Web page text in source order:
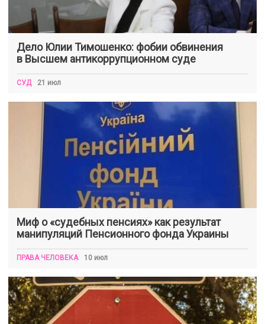
Дело Юлии Тимошенко: фобии обвинения
в Высшем антикоррупционном суде
СУД 21 июл
Миф о «судебных пенсиях» как результат
манипуляций Пенсионного фонда Украины
ПРАВА ЧЕЛОВЕКА 10 июл